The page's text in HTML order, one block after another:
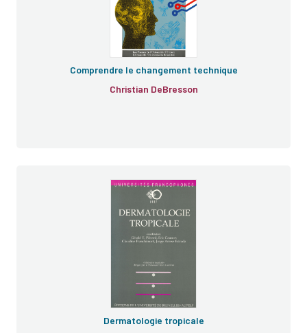
Comprendre le changement technique
Christian DeBresson
Dermatologie tropicale